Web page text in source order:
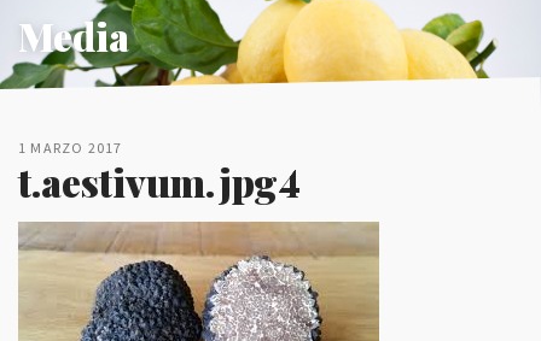
Media
1 MARZO 2017
t.aestivum.jpg4